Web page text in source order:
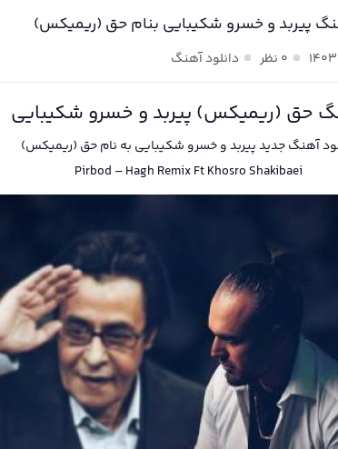
پیربد و خسرو شکیبایی بنام حق (ریمیکس)
۰ نظر دانلود آهنگ
حق (ریمیکس) پیربد و خسرو شکیبایی
آهنگ جدیدپیربد و خسرو شکیبایی به نامحق (ریمیکس)
Pirbod –Hagh Remix Ft Khosro Shakibaei